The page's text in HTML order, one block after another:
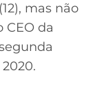
mas não
da